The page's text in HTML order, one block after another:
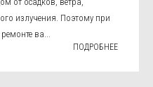
излучения. Поэтому при
ва...
ПОДРОБНЕЕ